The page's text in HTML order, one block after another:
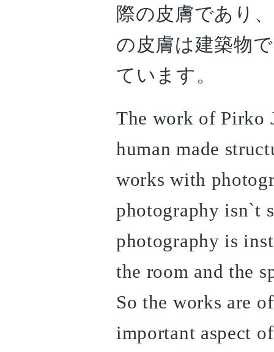
際の皮膚であり
の皮膚は建築物
ています。
The work of Pirko
human made
works with
photography isn`t
photography is
the room and the
So the works are
important aspect